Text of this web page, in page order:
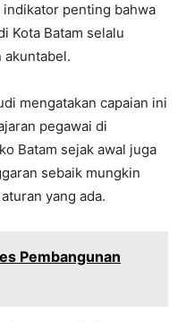
penting bahwa
Kota Batam selalu
akuntabel.
mengatakan capaian ini
pegawai di
Batam sejak awal juga
sebaik mungkin
yang ada.
Pembangunan